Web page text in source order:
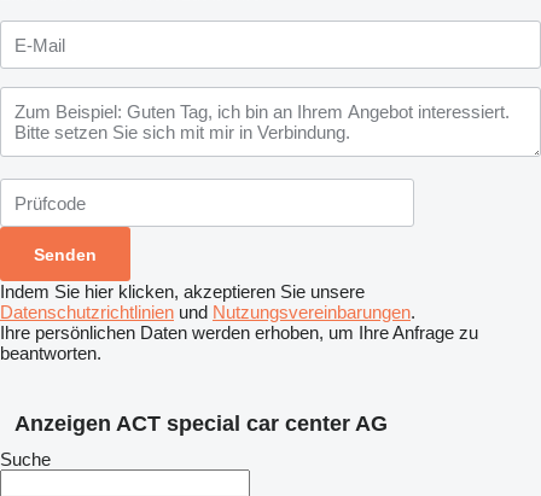
Indem Sie hier klicken, akzeptieren Sie unsere
Datenschutzrichtlinien und Nutzungsvereinbarungen.
Ihre persönlichen Daten werden erhoben, um Ihre Anfrage zu
beantworten.
Anzeigen ACT special car center AG
Suche